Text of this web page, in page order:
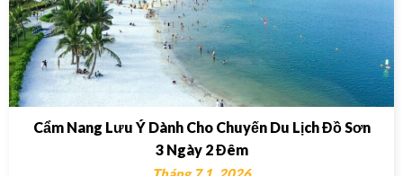
Cẩm Nang Lưu Ý Dành Cho Chuyến Du Lịch Đồ Sơn
3 Ngày 2 Đêm